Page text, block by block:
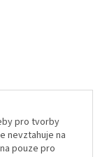
pro tvorby
nevztahuje na
pouze pro